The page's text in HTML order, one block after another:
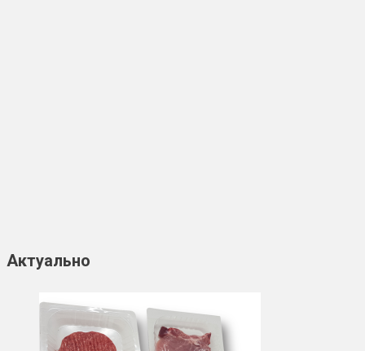
Актуально